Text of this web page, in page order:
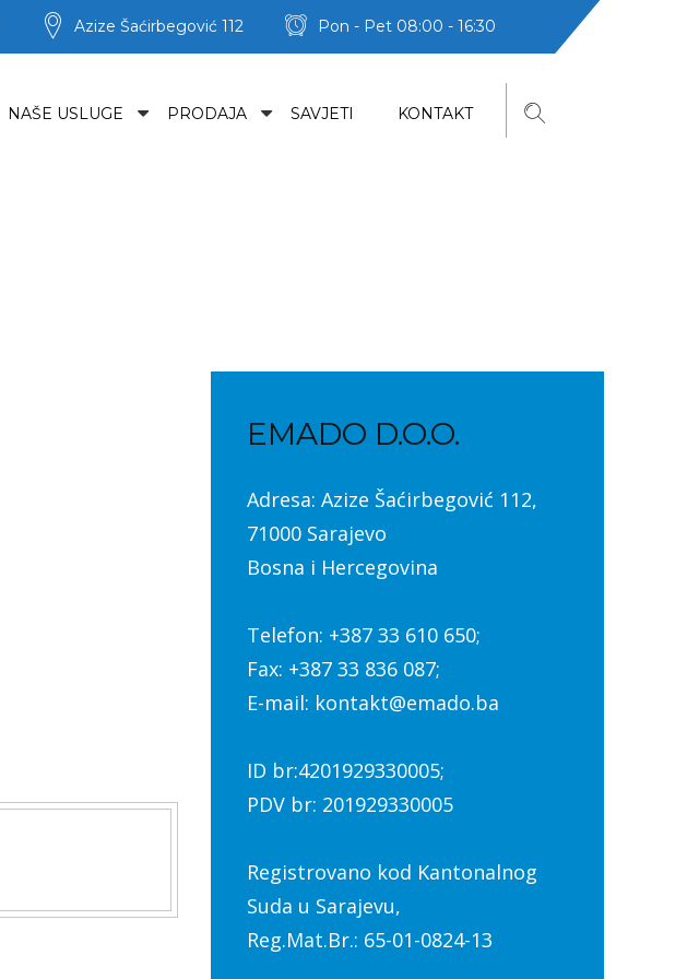
Azize Šaćirbegović 112 Pon - Pet 08:00 - 16:30
NAŠE USLUGE PRODAJA SAVJETI KONTAKT
EMADO D.O.O.
Adresa: Azize Šaćirbegović 112,
71000 Sarajevo
Bosna i Hercegovina
Telefon: +387 33 610 650;
Fax: +387 33 836 087;
E-mail: kontakt@emado.ba
ID br:4201929330005;
PDV br: 201929330005
Registrovano kod Kantonalnog
Suda u Sarajevu,
Reg.Mat.Br.: 65-01-0824-13